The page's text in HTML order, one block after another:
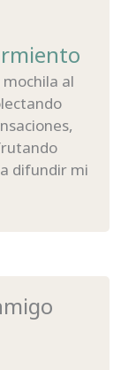
al
difundir mi